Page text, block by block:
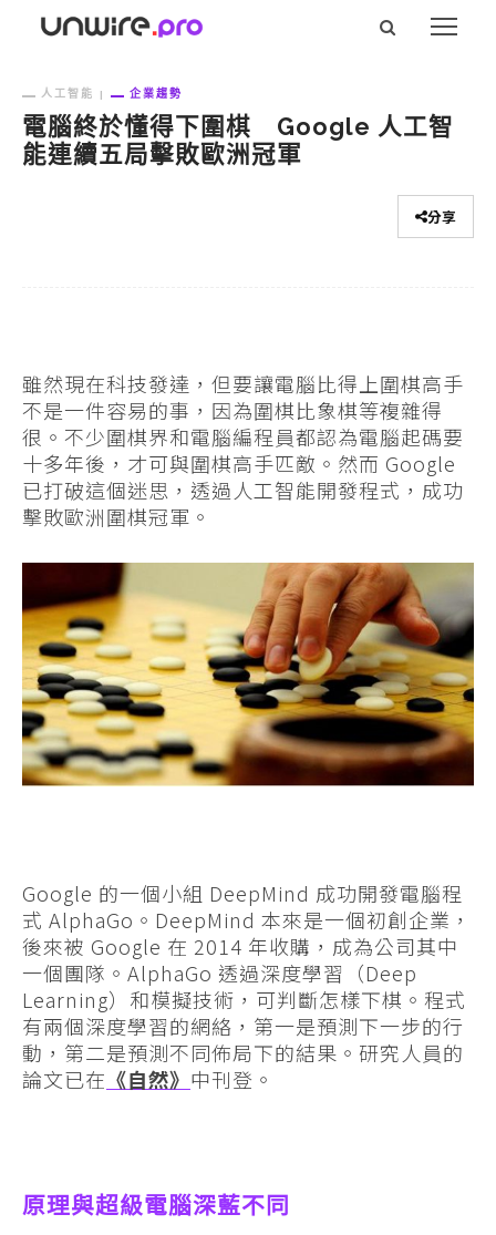
人工智能 企業趨勢
電腦終於懂得下圍棋 Google 人工智
能連續五局擊敗歐洲冠軍
分享
雖然現在科技發達，但要讓電腦比得上圍棋高手
不是一件容易的事，因為圍棋比象棋等複雜得
很。不少圍棋界和電腦編程員都認為電腦起碼要
十多年後，才可與圍棋高手匹敵。然而 Google
已打破這個迷思，透過人工智能開發程式，成功
擊敗歐洲圍棋冠軍。
Google 的一個小組 DeepMind 成功開發電腦程
式 AlphaGo。DeepMind 本來是一個初創企業，
後來被 Google 在 2014 年收購，成為公司其中
一個團隊。AlphaGo 透過深度學習（Deep
Learning）和模擬技術，可判斷怎樣下棋。程式
有兩個深度學習的網絡，第一是預測下一步的行
動，第二是預測不同佈局下的結果。研究人員的
論文已在 《自然》 中刊登。
原理與超級電腦深藍不同